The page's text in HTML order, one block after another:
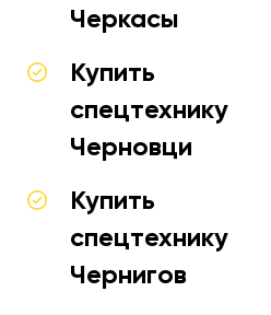
Черкасы
Купить
спецтехнику
Черновци
Купить
спецтехнику
Чернигов